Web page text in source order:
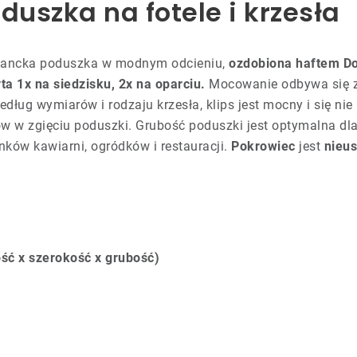
na fotele i krzesła
poduszka w modnym odcieniu, ozdobiona haftem
1x na siedzisku, 2x na oparciu. Mocowanie odbywa się
wymiarów i rodzaju krzesła, klips jest mocny i się
w zgięciu poduszki. Grubość poduszki jest optymalna
kawiarni, ogródków i restauracji. Pokrowiec jest
x szerokość x grubość)